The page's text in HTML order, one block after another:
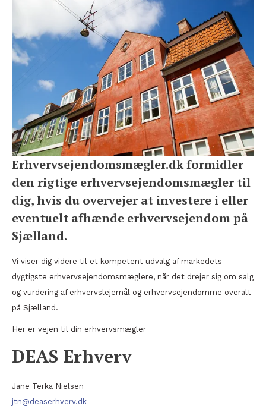
Erhvervsejendomsmægler.dk formidler
den rigtige erhvervsejendomsmægler til
dig, hvis du overvejer at investere i eller
eventuelt afhænde erhvervsejendom på
Sjælland.
Vi viser dig videre til et kompetent udvalg af markedets
dygtigste erhvervsejendomsmæglere, når det drejer sig om salg
og vurdering af erhvervslejemål og erhvervsejendomme overalt
på Sjælland.
Her er vejen til din erhvervsmægler
DEAS Erhverv
Jane Terka Nielsen
jtn@deaserhverv.dk